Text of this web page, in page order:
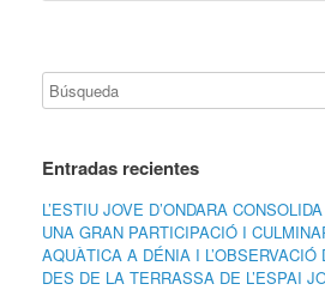
Entradas recientes
L’ESTIU JOVE D’ONDARA
UNA GRAN PARTICIPACIÓ I
AQUÀTICA A DÉNIA I L’OBSERVACIÓ
DES DE LA TERRASSA DE L’ESPAI